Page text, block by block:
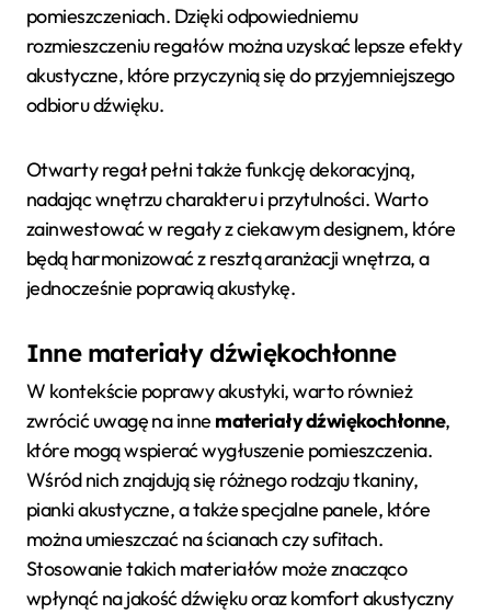
pomieszczeniach. Dzięki odpowiedniemu
rozmieszczeniu regałów można uzyskać lepsze efekty
akustyczne, które przyczynią się do przyjemniejszego
odbioru dźwięku.
Otwarty regał pełni także funkcję dekoracyjną,
nadając wnętrzu charakteru i przytulności. Warto
zainwestować w regały z ciekawym designem, które
będą harmonizować z resztą aranżacji wnętrza, a
jednocześnie poprawią akustykę.
Inne materiały dźwiękochłonne
W kontekście poprawy akustyki, warto również
zwrócić uwagę na inne materiały dźwiękochłonne,
które mogą wspierać wygłuszenie pomieszczenia.
Wśród nich znajdują się różnego rodzaju tkaniny,
pianki akustyczne, a także specjalne panele, które
można umieszczać na ścianach czy sufitach.
Stosowanie takich materiałów może znacząco
wpłynąć na jakość dźwięku oraz komfort akustyczny